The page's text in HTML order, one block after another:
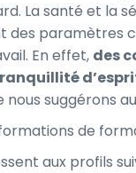
La santé et la
des paramètres
En effet, des
suggérons
de
aux profils